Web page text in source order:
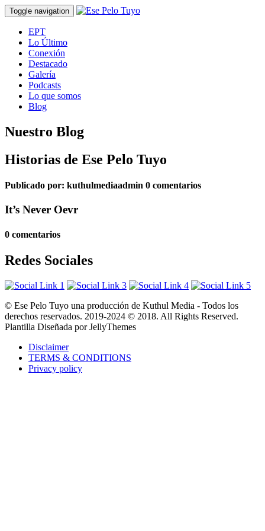
Toggle navigation
EPT
Lo Último
Conexión
Destacado
Galería
Podcasts
Lo que somos
Blog
Nuestro Blog
Historias de Ese Pelo Tuyo
Publicado por: kuthulmediaadmin 0 comentarios
It’s Never Oevr
0 comentarios
Redes Sociales
© Ese Pelo Tuyo una producción de Kuthul Media - Todos los
derechos reservados. 2019-2024 © 2018. All Rights Reserved.
Plantilla Diseñada por JellyThemes
Disclaimer
TERMS & CONDITIONS
Privacy policy